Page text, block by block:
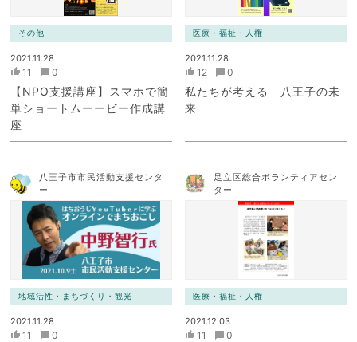
その他
2021.11.28
11 0
【NPO支援講座】スマホで簡
単ショートムーービー作成講
座
医療・福祉・人権
2021.11.28
12 0
私たちが考える 八王子の未
来
八王子市市民活動支援センタ
ー
地域活性・まちづくり・観光
2021.11.28
11 0
足立区総合ボランティアセン
ター
医療・福祉・人権
2021.12.03
11 0